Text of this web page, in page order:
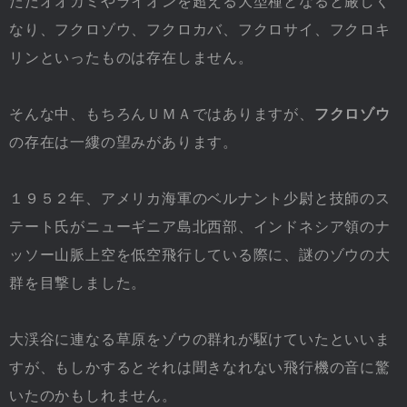
なり、フクロゾウ、フクロカバ、フクロサイ、フクロキ
リンといったものは存在しません。
そんな中、もちろんＵＭＡではありますが、 フクロゾウ
の存在は一縷の望みがあります。
１９５２年、アメリカ海軍のベルナント少尉と技師のス
テート氏がニューギニア島北西部、インドネシア領のナ
ッソー山脈上空を低空飛行している際に、謎のゾウの大
群を目撃しました。
大渓谷に連なる草原をゾウの群れが駆けていたといいま
すが、もしかするとそれは聞きなれない飛行機の音に驚
いたのかもしれません。